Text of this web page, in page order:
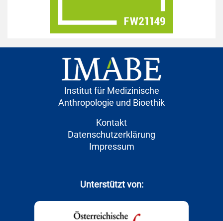
Institut für Medizinische
Anthropologie und Bioethik
Kontakt
Datenschutzerklärung
Impressum
Unterstützt von: